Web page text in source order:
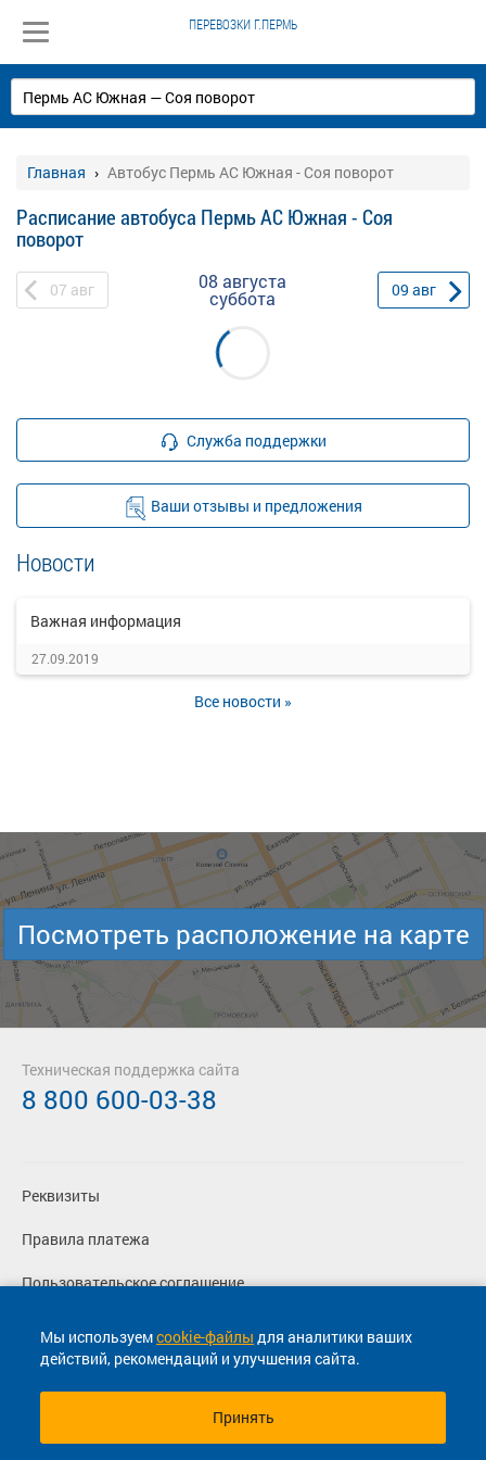
ПЕРЕВОЗКИ Г.ПЕРМЬ
Главная Автобус Пермь АС Южная - Соя поворот
Расписание автобуса Пермь АС Южная - Соя
поворот
07 авг 08 августа
суббота 09 авг
Служба поддержки
Ваши отзывы и предложения
Новости
Важная информация
27.09.2019
Все новости »
Мы используемcookie-файлы для аналитики ваших
действий, рекомендаций и улучшения сайта.
Принять
Посмотреть расположение на карте
Реквизиты
Правила платежа
Пользовательское соглашение
Политика конфиденциальности
Согласие на маркетинговые сообщения
Техническая поддержка сайта
8 800 600-03-38
© 2013-2026, ООО "Капитал"- Онлайн сервис продажи